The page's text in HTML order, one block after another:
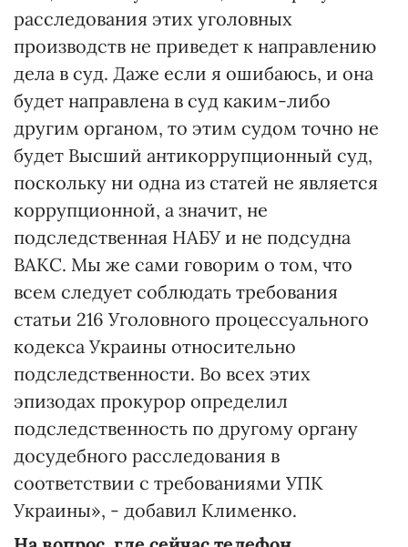
расследования этих уголовных
производств не приведет к направлению
дела в суд. Даже если я ошибаюсь, и она
будет направлена в суд каким-либо
другим органом, то этим судом точно не
будет Высший антикоррупционный суд,
поскольку ни одна из статей не является
коррупционной, а значит, не
подследственная НАБУ и не подсудна
ВАКС. Мы же сами говорим о том, что
всем следует соблюдать требования
статьи 216 Уголовного процессуального
кодекса Украины относительно
подследственности. Во всех этих
эпизодах прокурор определил
подследственность по другому органу
досудебного расследования в
соответствии с требованиями УПК
Украины», - добавил Клименко.